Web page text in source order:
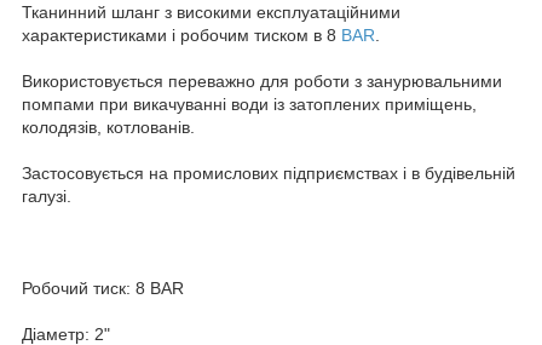
Тканинний шланг з високими експлуатаційними
характеристиками і робочим тиском в 8 BAR
Використовується переважно для роботи з занурювальними
помпами при викачуванні води із затоплених приміщень,
колодязів, котлованів.
Застосовується на промислових підприємствах і в будівельній
галузі.
Робочий тиск: 8 BAR
Діаметр: 2"